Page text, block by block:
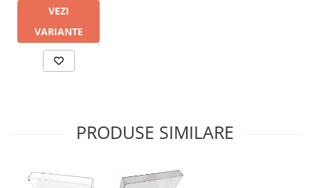
VEZI
VARIANTE
PRODUSE SIMILARE